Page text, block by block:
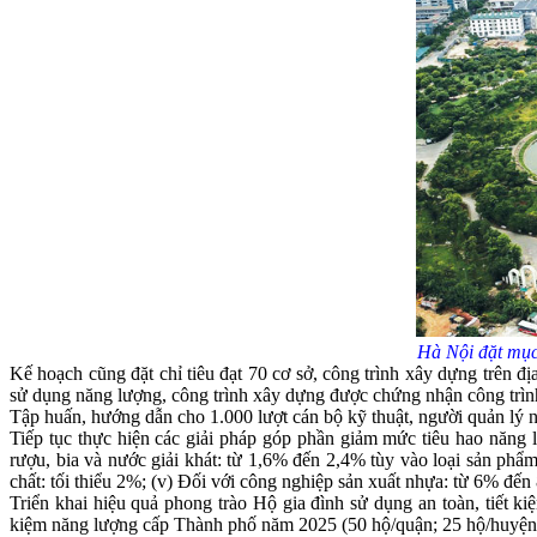
Hà Nội đặt
Kế hoạch cũng đặt chỉ tiêu đạt 70 cơ sở, công trình xây dựng trên
sử dụng năng lượng, công trình xây dựng được chứng nhận công
Tập huấn, hướng dẫn cho 1.000 lượt cán bộ kỹ thuật, người quản lý
Tiếp tục thực hiện các giải pháp góp phần giảm mức tiêu hao
rượu, bia và nước giải khát: từ 1,6% đến 2,4% tùy vào loại sản
chất: tối thiểu 2%; (v) Đối với công nghiệp sản xuất nhựa: từ 6% đến
Triển khai hiệu quả phong trào Hộ gia đình sử dụng an toàn, tiết
kiệm năng lượng cấp Thành phố năm 2025 (50 hộ/quận; 25 hộ/